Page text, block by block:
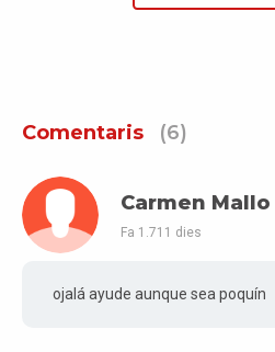
Comentaris (6)
Carmen
Fa 1.711 dies
ojalá ayude aunque sea poquín